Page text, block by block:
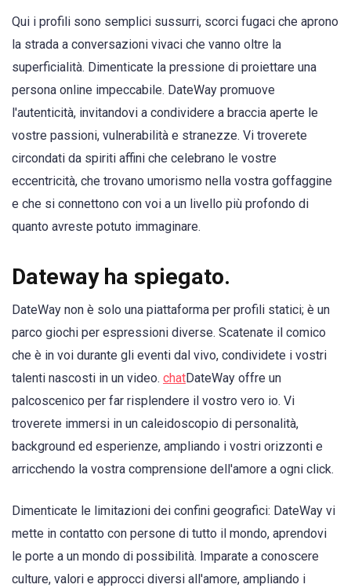
Qui i profili sono semplici sussurri, scorci fugaci che aprono
la strada a conversazioni vivaci che vanno oltre la
superficialità. Dimenticate la pressione di proiettare una
persona online impeccabile. DateWay promuove
l'autenticità, invitandovi a condividere a braccia aperte le
vostre passioni, vulnerabilità e stranezze. Vi troverete
circondati da spiriti affini che celebrano le vostre
eccentricità, che trovano umorismo nella vostra goffaggine
e che si connettono con voi a un livello più profondo di
quanto avreste potuto immaginare.
Dateway ha spiegato.
DateWay non è solo una piattaforma per profili statici; è un
parco giochi per espressioni diverse. Scatenate il comico
che è in voi durante gli eventi dal vivo, condividete i vostri
talenti nascosti in un video. chatDateWay offre un
palcoscenico per far risplendere il vostro vero io. Vi
troverete immersi in un caleidoscopio di personalità,
background ed esperienze, ampliando i vostri orizzonti e
arricchendo la vostra comprensione dell'amore a ogni click.
Dimenticate le limitazioni dei confini geografici: DateWay vi
mette in contatto con persone di tutto il mondo, aprendovi
le porte a un mondo di possibilità. Imparate a conoscere
culture, valori e approcci diversi all'amore, ampliando i